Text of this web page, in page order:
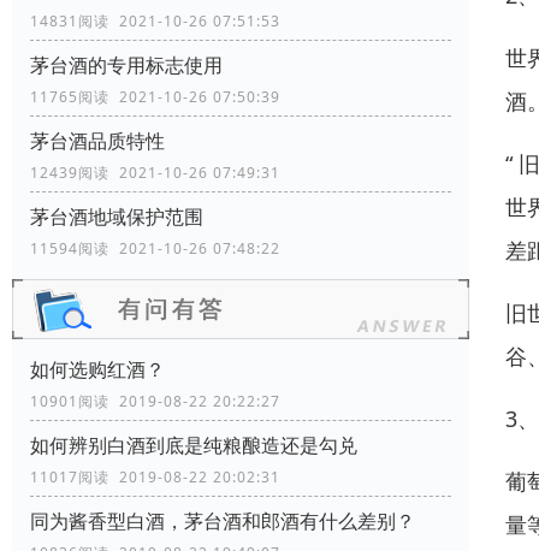
14831阅读 2021-10-26 07:51:53
茅台酒的专用标志使用
11765阅读 2021-10-26 07:50:39
茅台酒品质特性
12439阅读 2021-10-26 07:49:31
茅台酒地域保护范围
11594阅读 2021-10-26 07:48:22
如何选购红酒？
10901阅读 2019-08-22 20:22:27
如何辨别白酒到底是纯粮酿造还是勾兑
11017阅读 2019-08-22 20:02:31
同为酱香型白酒，茅台酒和郎酒有什么差别？
世
酒
“
世
差
旧
谷
3
葡
量